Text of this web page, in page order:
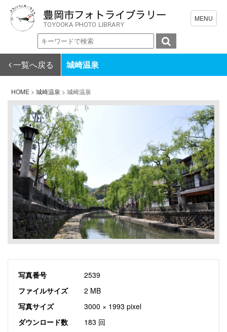
一覧へ戻る 城崎温泉
HOME > 城崎温泉 > 城崎温泉
写真番号
2539
ファイルサイズ
2 MB
写真サイズ
3000 × 1993 pixel
ダウンロード数
183 回